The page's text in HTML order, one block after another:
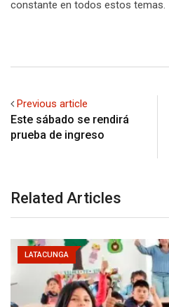
constante en todos estos temas.
Previous article
Este sábado se rendirá
prueba de ingreso
Related Articles
LATACUNGA